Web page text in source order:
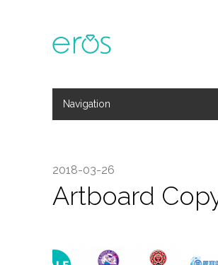
Navigation
2018-03-26
Artboard